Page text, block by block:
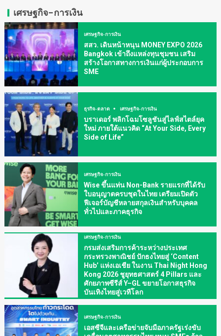
เศรษฐกิจ-การเงิน
เศรษฐกิจ-การเงิน
สสว. เดินหน้าหนุน MONEY EXPO 2026
Bangkok เข้าถึงแหล่งทุนชุมชน เสริม
สร้างโอกาสทางการเงินแก่ผู้ประกอบการ
SME
ธุรกิจ-ตลาด เศรษฐกิจ-การเงิน
บราเดอร์ พลิกโฉมโซลูชันสู่ไลฟ์สไตล์ยุค
ใหม่ ภายใต้แนวคิด “At Your Side, Every
Side of Life”
เศรษฐกิจ-การเงิน
Wise ขึ้นแท่น Non-Bank รายแรกที่ได้รับ
ใบอนุญาตครบชุดในไทย เตรียมเปิดตัว
ฟีเจอร์บัญชีหลายสกุลเงินสำหรับบุคคล
ทั่วไปและภาคธุรกิจ
เศรษฐกิจ-การเงิน
กรมส่งเสริมการค้าระหว่างประเทศ
กระทรวงพาณิชย์ ปักธงไทยสู่ ‘Content
Hub’ แห่งเอเชีย ในงาน Thai Night Hong
Kong 2026 ชูยุทธศาสตร์ 4 Pillars และ
ศักยภาพซีรีส์ Y–GL ขยายโอกาสธุรกิจ
บันเทิงไทยสู่เวทีโลก
เศรษฐกิจ-การเงิน
เอสซีจีและเครือข่ายจับมือภาครัฐเร่งขับ